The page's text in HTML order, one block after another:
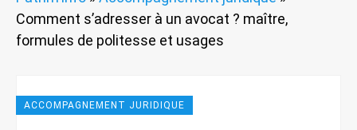
Comment s’adresser à un avocat ? maître,
formules de politesse et usages
ACCOMPAGNEMENT JURIDIQUE